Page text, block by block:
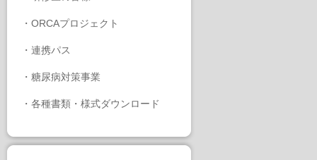
・ ORCAプロジェクト
・ 連携パス
・ 糖尿病対策事業
・ 各種書類・様式ダウンロード